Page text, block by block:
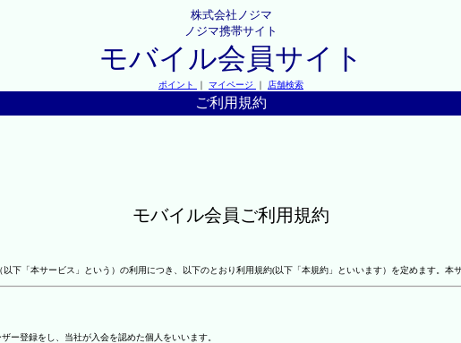
株式会社ノジマ
ノジマ携帯サイト
モバイル会員サイト
ポイント ｜ マイページ ｜ 店舗検索
ご利用規約
モバイル会員ご利用規約
下「本サービス」という）の利用につき、以下のとおり利用規約(以下「本規約」といいます）を定めます。本
ー登録をし、当社が入会を認めた個人をいいます。